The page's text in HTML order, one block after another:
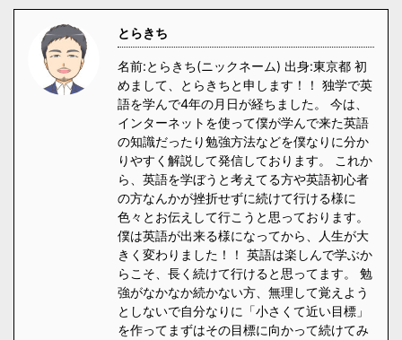
とらきち
名前:とらきち(ニックネーム) 出身:東京都 初
めまして、とらきちと申します！！ 独学で英
語を学んで4年の月日が経ちました。 今は、
インターネットを使って僕が学んで来た英語
の知識だったり勉強方法などを僕なりに分か
りやすく解説して発信しております。 これか
ら、英語を学ぼうと考えてる方や英語初心者
の方なんかが挫折せずに続けて行ける様に
色々とお伝えして行こうと思っております。
僕は英語が出来る様になってから、人生が大
きく変わりました！！ 英語は楽しんで学ぶか
らこそ、長く続けて行けると思ってます。 勉
強がなかなか続かない方、無理して覚えよう
としないで自分なりに「小さくて近い目標」
を作ってまずはその目標に向かって続けてみ